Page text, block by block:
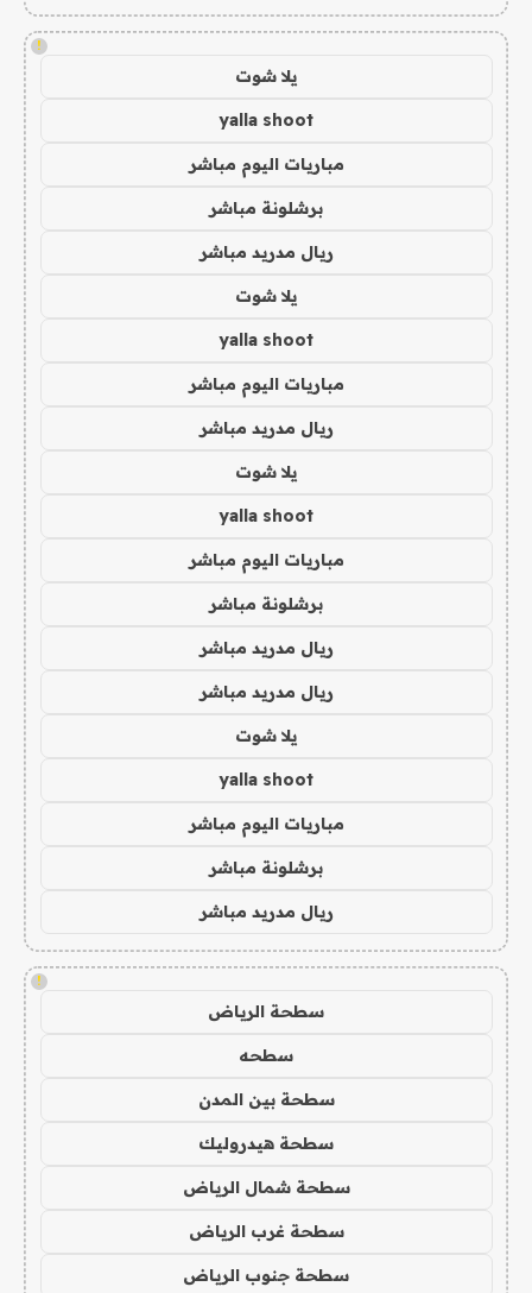
!
يلا شوت
yalla shoot
مباريات اليوم مباشر
برشلونة مباشر
ريال مدريد مباشر
يلا شوت
yalla shoot
مباريات اليوم مباشر
ريال مدريد مباشر
يلا شوت
yalla shoot
مباريات اليوم مباشر
برشلونة مباشر
ريال مدريد مباشر
ريال مدريد مباشر
يلا شوت
yalla shoot
مباريات اليوم مباشر
برشلونة مباشر
ريال مدريد مباشر
!
سطحة الرياض
سطحه
سطحة بين المدن
سطحة هيدروليك
سطحة شمال الرياض
سطحة غرب الرياض
سطحة جنوب الرياض